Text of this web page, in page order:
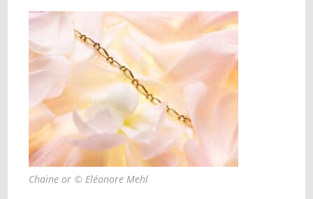
Chaine or © Eléonore Mehl